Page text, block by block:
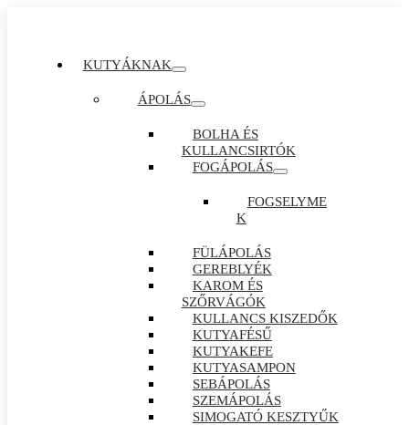
KUTYÁKNAK
ÁPOLÁS
BOLHA ÉS
KULLANCSIRTÓK
FOGÁPOLÁS
FOGSELYME
K
FÜLÁPOLÁS
GEREBLYÉK
KAROM ÉS
SZŐRVÁGÓK
KULLANCS KISZEDŐK
KUTYAFÉSŰ
KUTYAKEFE
KUTYASAMPON
SEBÁPOLÁS
SZEMÁPOLÁS
SIMOGATÓ KESZTYŰK